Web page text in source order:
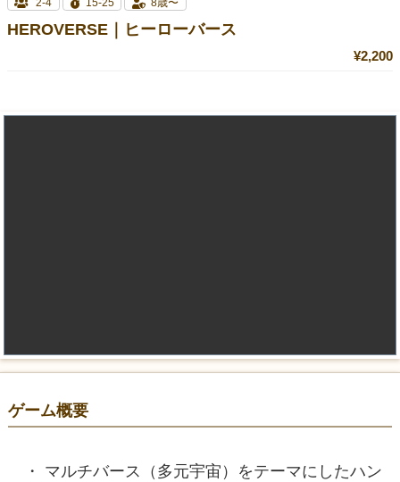
2-4 15-25 8歳〜
HEROVERSE｜ヒーローバース
¥2,200
ゲーム概要
マルチバース（多元宇宙）をテーマにしたハン